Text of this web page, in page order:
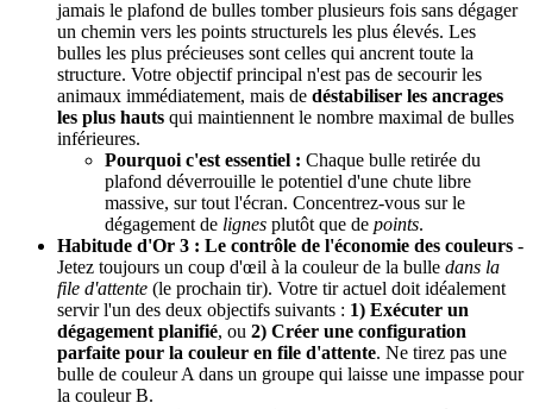
jamais le plafond de bulles tomber plusieurs fois sans dégager
un chemin vers les points structurels les plus élevés. Les
bulles les plus précieuses sont celles qui ancrent toute la
structure. Votre objectif principal n'est pas de secourir les
animaux immédiatement, mais de déstabiliser les ancrages
les plus hauts qui maintiennent le nombre maximal de bulles
inférieures.
Pourquoi c'est essentiel : Chaque bulle retirée du
plafond déverrouille le potentiel d'une chute libre
massive, sur tout l'écran. Concentrez-vous sur le
dégagement de lignes plutôt que de points.
Habitude d'Or 3 : Le contrôle de l'économie des couleurs -
Jetez toujours un coup d'œil à la couleur de la bulle dans la
file d'attente (le prochain tir). Votre tir actuel doit idéalement
servir l'un des deux objectifs suivants : 1) Exécuter un
dégagement planifié, ou 2) Créer une configuration
parfaite pour la couleur en file d'attente. Ne tirez pas une
bulle de couleur A dans un groupe qui laisse une impasse pour
la couleur B.